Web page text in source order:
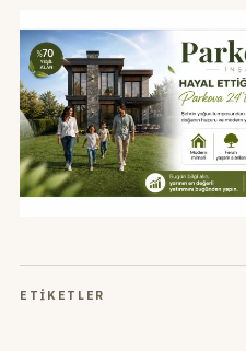
ETIKETLER